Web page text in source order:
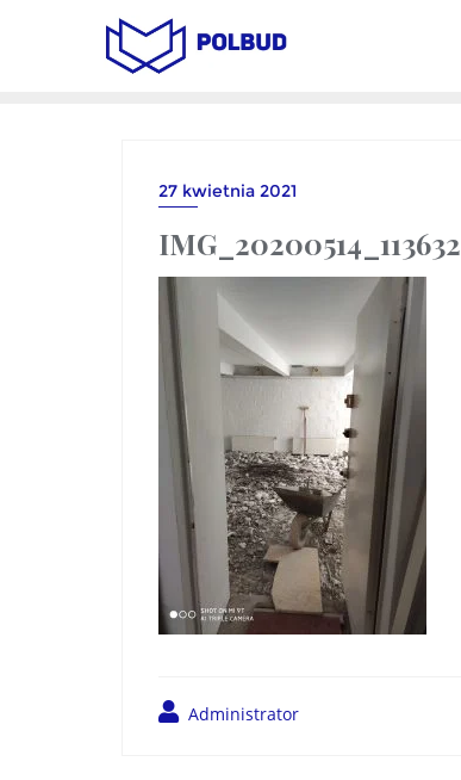
27 kwietnia 2021
IMG_20200514_113632
Administrator